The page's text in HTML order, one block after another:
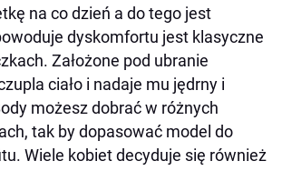
na co dzień a do tego jest
dyskomfortu jest klasyczne
Założone pod ubranie
ciało i nadaje mu jędrny i
możesz dobrać w różnych
tak by dopasować model do
Wiele kobiet decyduje się również